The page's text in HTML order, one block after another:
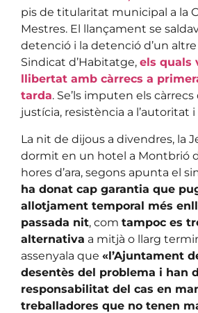
pis de titularitat municipal a la
Mestres. El llançament se
detenció i la detenció d’un
Sindicat d’Habitatge, els quals
llibertat amb càrrecs a
tarda. Se’ls imputen els càrrecs
justícia, resistència a l’autoritat
La nit de dijous a divendres, la
dormit en un hotel a Montbrió
hores d’ara, segons apunta el
ha donat cap garantia que
allotjament temporal més
passada nit, com tampoc es
alternativa a mitjà o llarg
assenyala que «l’Ajuntament
desentès del problema i han
responsabilitat del cas en
treballadores que no tenen